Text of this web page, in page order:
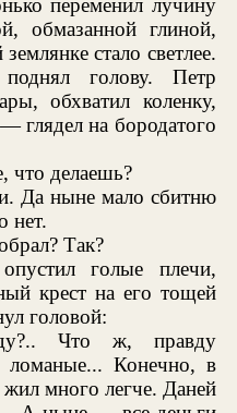
переменил лучину
обмазанной глиной,
стало светлее.
голову. Петр
обхватил коленку,
глядел на бородатого
что делаешь?
ныне мало сбитню
нет.
Так?
голые плечи,
крест на его тощей
головой:
Что ж, правду
Конечно, в
много легче. Даней